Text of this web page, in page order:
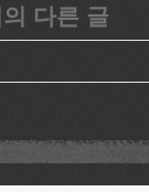
다른 글